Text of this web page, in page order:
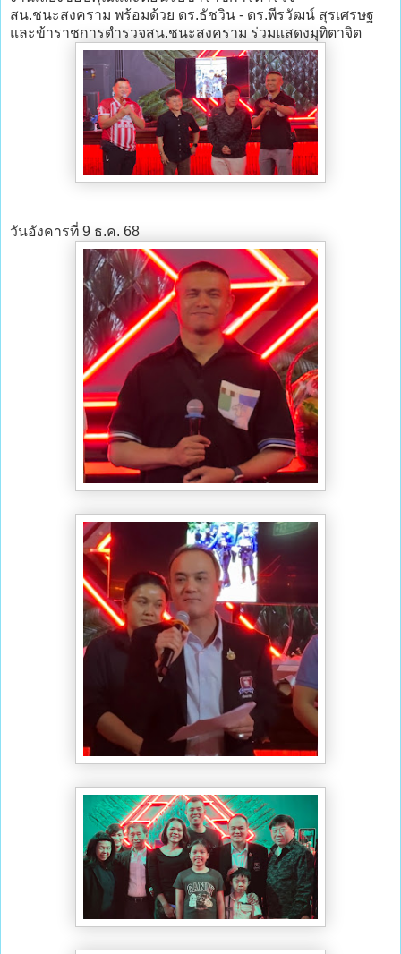
สน.ชนะสงคราม พร้อมด้วย ดร.ธัชวิน - ดร.พีรวัฒน์ สุรเศรษฐ
และข้าราชการตำรวจสน.ชนะสงคราม ร่วมแสดงมุทิตาจิต
วันอังคารที่ 9 ธ.ค. 68